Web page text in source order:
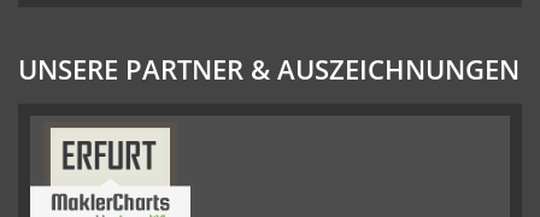
UNSERE PARTNER & AUSZEICHNUNGEN